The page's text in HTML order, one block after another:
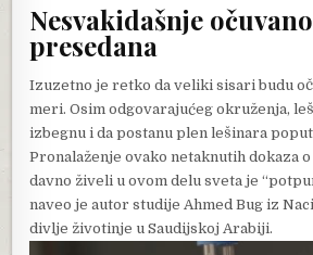
Nesvakidašnje
presedana
Izuzetno je retko da veliki sisari budu
meri. Osim odgovarajućeg okruženja,
izbegnu i da postanu plen lešinara
Pronalaženje ovako netaknutih dokaza
davno živeli u ovom delu sveta je
naveo je autor studije Ahmed Bug iz
divlje životinje u Saudijskoj Arabiji.